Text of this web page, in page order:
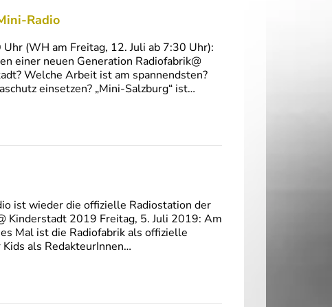
Radio
(WH am Freitag, 12. Juli ab 7:30 Uhr):
einer neuen Generation Radiofabrik@
Welche Arbeit ist am spannendsten?
einsetzen? „Mini-Salzburg“ ist…
ist wieder die offizielle Radiostation der
Kinderstadt 2019 Freitag, 5. Juli 2019: Am
Mal ist die Radiofabrik als offizielle
als RedakteurInnen…